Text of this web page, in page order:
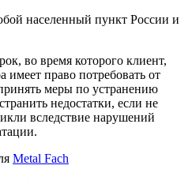
населенный пункт России и
во время которого клиент,
имеет право потребовать от
меры по устранению
недостатки, если не
вследствие нарушений
Metal Fach